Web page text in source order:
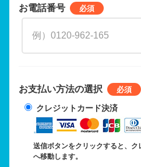
お電話番号
お支払い方法の選択
クレジットカード決済
送信ボタンをクリックすると、
へ移動します。